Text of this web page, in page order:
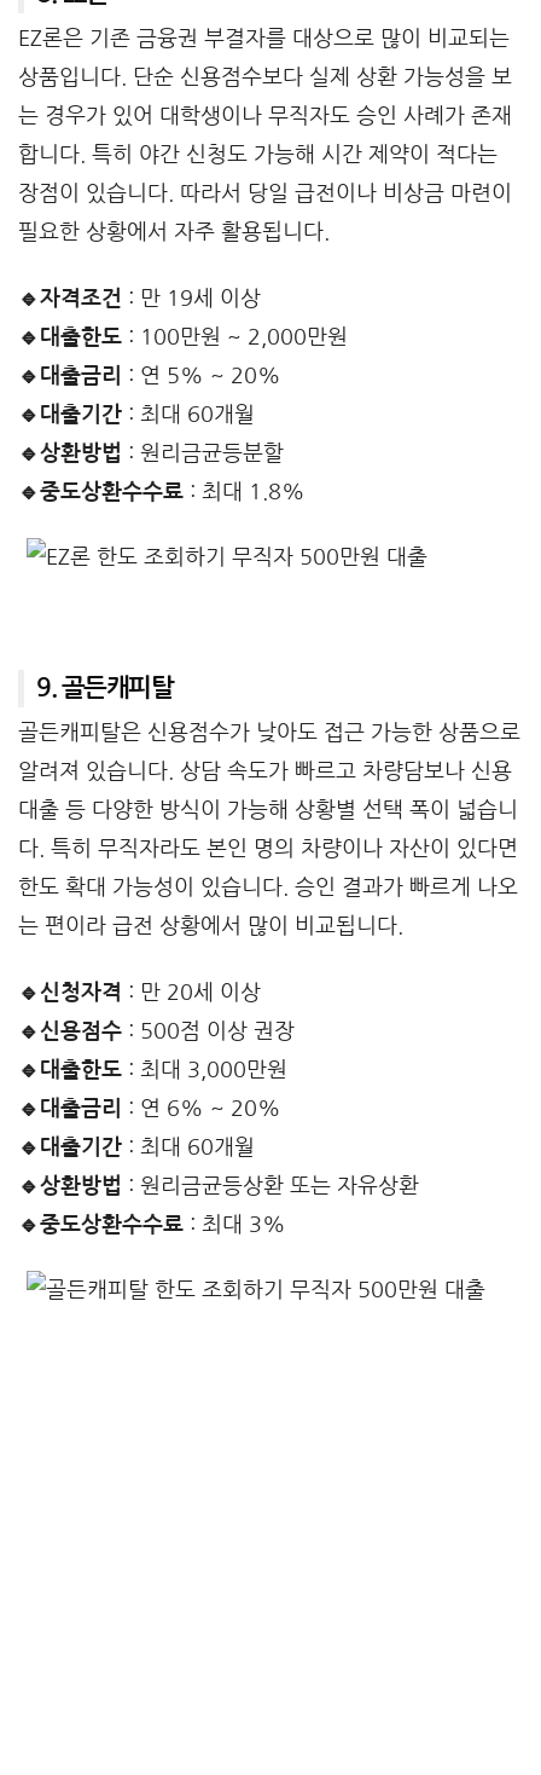
EZ론은 기존 금융권 부결자를 대상으로 많이 비교되는
상품입니다. 단순 신용점수보다 실제 상환 가능성을 보
는 경우가 있어 대학생이나 무직자도 승인 사례가 존재
합니다. 특히 야간 신청도 가능해 시간 제약이 적다는
장점이 있습니다. 따라서 당일 급전이나 비상금 마련이
필요한 상황에서 자주 활용됩니다.
🔹자격조건 : 만 19세 이상
🔹대출한도 : 100만원 ~ 2,000만원
🔹대출금리
: 연 5% ~ 20%
🔹대출기간 : 최대 60개월
🔹상환방법 : 원리금균등분할
🔹중도상환수수료 : 최대 1.8%
9. 골든캐피탈
골든캐피탈은 신용점수가 낮아도 접근 가능한 상품으로
알려져 있습니다. 상담 속도가 빠르고 차량담보나 신용
대출 등 다양한 방식이 가능해 상황별 선택 폭이 넓습니
다. 특히 무직자라도 본인 명의 차량이나 자산이 있다면
한도 확대 가능성이 있습니다. 승인 결과가 빠르게 나오
는 편이라 급전 상황에서 많이 비교됩니다.
🔹신청자격 : 만 20세 이상
🔹신용점수 : 500점 이상 권장
🔹대출한도 : 최대 3,000만원
🔹대출금리
: 연 6% ~ 20%
🔹대출기간 : 최대 60개월
🔹상환방법 : 원리금균등상환 또는 자유상환
🔹중도상환수수료 : 최대 3%